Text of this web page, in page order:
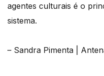
agentes culturais é o
sistema.
– Sandra Pimenta |